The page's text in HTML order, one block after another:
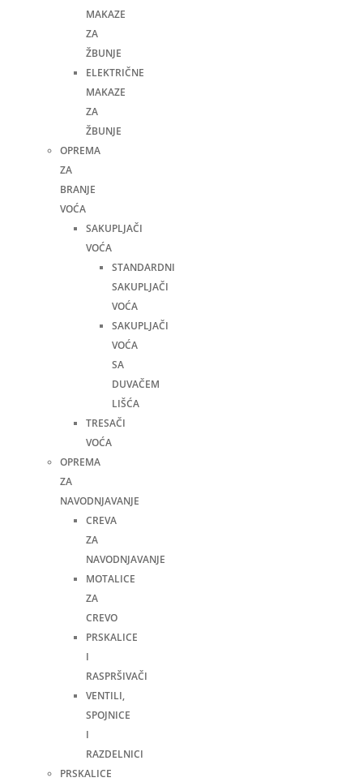
MAKAZE
ZA
ŽBUNJE
ELEKTRIČNE
MAKAZE
ZA
ŽBUNJE
OPREMA
ZA
BRANJE
VOĆA
SAKUPLJAČI
VOĆA
STANDARDNI
SAKUPLJAČI
VOĆA
SAKUPLJAČI
VOĆA
SA
DUVAČEM
LIŠĆA
TRESAČI
VOĆA
OPREMA
ZA
NAVODNJAVANJE
CREVA
ZA
NAVODNJAVANJE
MOTALICE
ZA
CREVO
PRSKALICE
I
RASPRŠIVAČI
VENTILI,
SPOJNICE
I
RAZDELNICI
PRSKALICE